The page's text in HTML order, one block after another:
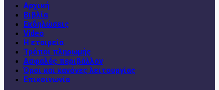
Αρχική
Βιβλία
Εκδηλώσεις
Video
Η εταιρεία
Τρόποι πληρωμής
Ασφαλές περιβάλλον
Όροι και κανόνες λειτουργίας
Επικοινωνία